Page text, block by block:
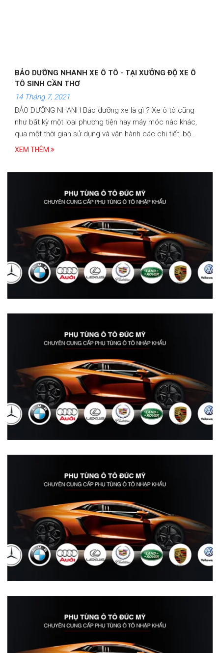
BẢO DƯỠNG NHANH XE Ô TÔ - TẠI XƯỞNG ĐỘ XE Ô
TÔ SINH CẦN THƠ
14 Tháng 7, 2021
BẢO DƯỠNG NHANH Bảo dưỡng xe là gì ? Xe ô tô cũng
như bất kỳ một loại phương tiện hay máy móc nào khác,
qua một thời gian sử dụng và vận hành các chi tiết, bộ
phận cấu thành đều bị mài mòn và giảm chất lượng
XEM THÊM